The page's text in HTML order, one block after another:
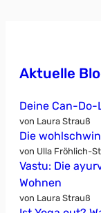
Aktuelle
Deine Can-
von Laura Strauß
Die
von Ulla Fröhlich-
Vastu: Die
Wohnen
von Laura Strauß